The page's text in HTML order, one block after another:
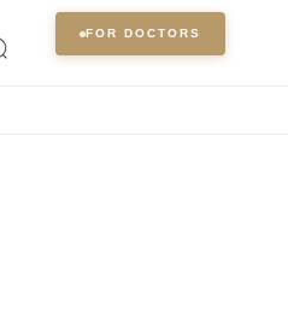
FOR DOCTORS